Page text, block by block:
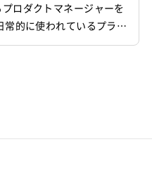
ロダクトマネージャーを
的に使われているプラッ
の向上と事業成長の両立
設定から施策立案、仕様